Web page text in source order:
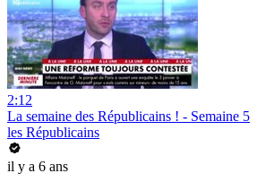
2:12
La semaine des Républicains ! - Semaine 5
les Républicains
il y a 6 ans